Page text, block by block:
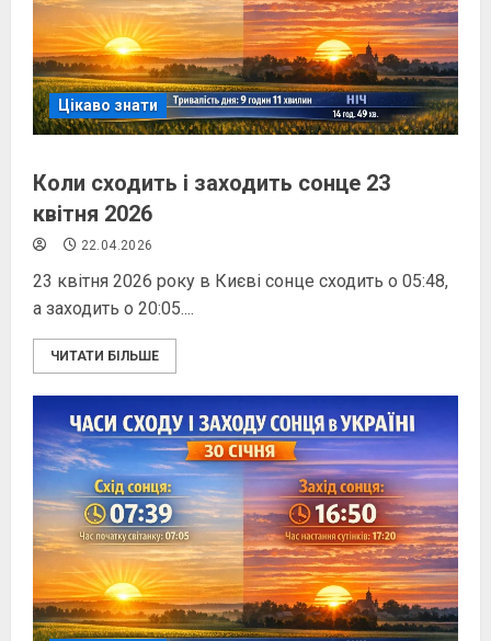
Цікаво знати
Коли сходить і заходить сонце 23
квітня 2026
22.04.2026
23 квітня 2026 року в Києві сонце сходить о 05:48,
а заходить о 20:05....
ЧИТАТИ БІЛЬШЕ